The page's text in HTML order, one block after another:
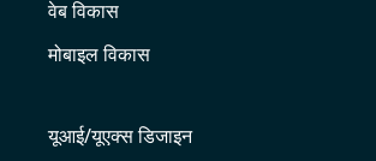
वेब विकास
मोबाइल विकास
यूआई/यूएक्स डिजाइन